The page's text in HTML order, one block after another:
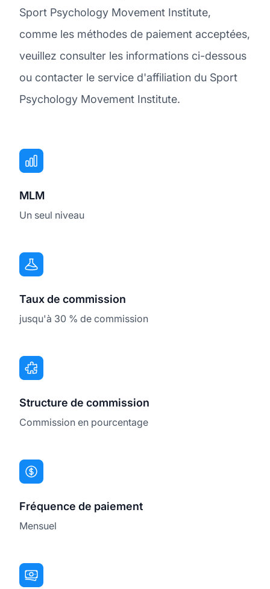
Sport Psychology Movement Institute,
comme les méthodes de paiement acceptées,
veuillez consulter les informations ci-dessous
ou contacter le service d'affiliation du Sport
Psychology Movement Institute.
MLM
Un seul niveau
Taux de commission
jusqu'à 30 % de commission
Structure de commission
Commission en pourcentage
Fréquence de paiement
Mensuel